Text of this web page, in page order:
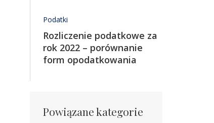
Podatki
Rozliczenie podatkowe za
rok 2022 – porównanie
form opodatkowania
Powiązane kategorie